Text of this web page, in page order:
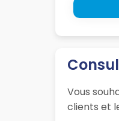
Vous
clients et